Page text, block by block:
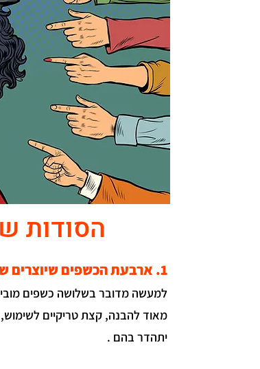
הסודות
1. ארבעת הכשפים שיוצרים שורה ראשונה מהאגדות
למעשה מדובר בשלושה כשפים
מאוד להבנה, קצת טריקיים
יתהדר בהם .